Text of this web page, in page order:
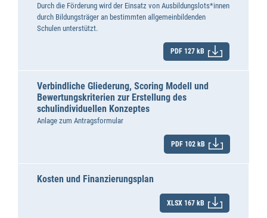
Durch die Förderung wird der Einsatz von Ausbildungslots*innen
durch Bildungsträger an bestimmten allgemeinbildenden
Schulen unterstützt.
PDF 127 kB
Verbindliche Gliederung, Scoring Modell und
Bewertungskriterien zur Erstellung des
schulindividuellen Konzeptes
Anlage zum Antragsformular
PDF 102 kB
Kosten und Finanzierungsplan
XLSX 167 kB